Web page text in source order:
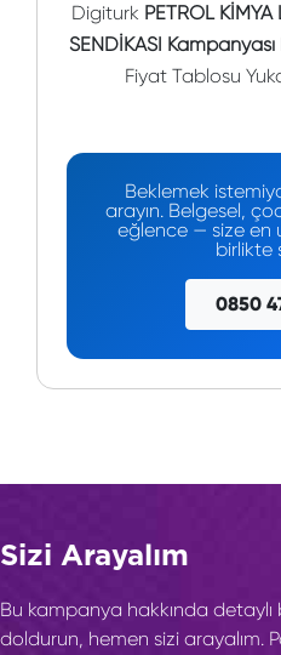
Digiturk PETROL KİMYA
SENDİKASI Kampanyası
Fiyat Tablosu
Beklemek
arayın. Belgesel,
eğlence — size en
birlikte
0850
Sizi Arayalım
Bu kampanya hakkında
doldurun, hemen sizi arayalım.